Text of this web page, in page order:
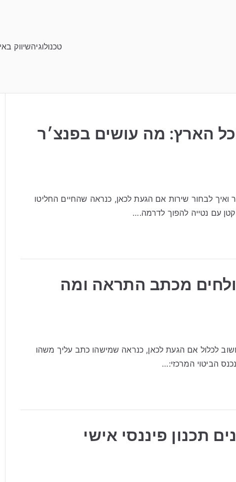
טכנולוגיהשיווק
הארץ: מה עושים בפנצ׳ר
ואיך לבחור שירות אם הגעת לכאן, כנראה שהחיים החליטו
עם נטייה להפוך לדרמה.…
מכתב התראה ומה
לכלול אם הגעת לכאן, כנראה שמישהו כתב עליך משהו
הביטוי המרכזי:…
תכנון פיננסי אישי